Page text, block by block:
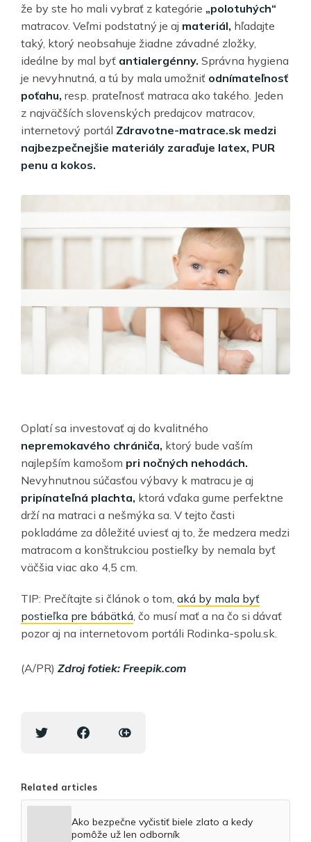
že by ste ho mali vybrať z kategórie „polotuhých“
matracov. Veľmi podstatný je aj materiál, hľadajte
taký, ktorý neobsahuje žiadne závadné zložky,
ideálne by mal byť antialergénny. Správna hygiena
je nevyhnutná, a tú by mala umožniť odnímateľnosť
poťahu, resp. prateľnosť matraca ako takého. Jeden
z najväčších slovenských predajcov matracov,
internetový portál Zdravotne-matrace.sk medzi
najbezpečnejšie materiály zaraďuje latex, PUR
penu a kokos.
Oplatí sa investovať aj do kvalitného
nepremokavého chrániča, ktorý bude vaším
najlepším kamošom pri nočných nehodách.
Nevyhnutnou súčasťou výbavy k matracu je aj
pripínateľná plachta, ktorá vďaka gume perfektne
drží na matraci a nešmýka sa. V tejto časti
pokladáme za dôležité uviesť aj to, že medzera medzi
matracom a konštrukciou postieľky by nemala byť
väčšia viac ako 4,5 cm.
TIP: Prečítajte si článok o tom, aká by mala byť
postieľka pre bábätká, čo musí mať a na čo si dávať
pozor aj na internetovom portáli Rodinka-spolu.sk.
(A/PR) Zdroj fotiek: Freepik.com
Related articles
Ako bezpečne vyčistiť biele zlato a kedy
pomôže už len odborník